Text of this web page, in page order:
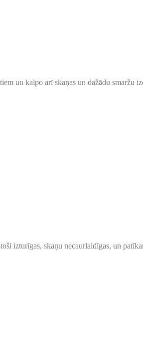
un kalpo arī skaņas un dažādu
izturīgas, skaņu necaurlaidīgas, un